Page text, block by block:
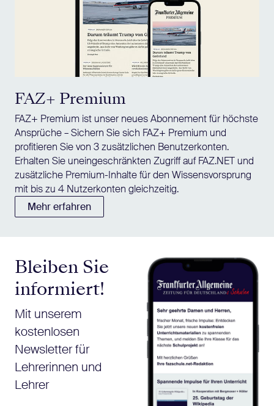
FAZ+ Premium
FAZ+ Premium ist unser neues Abonnement für höchste
Ansprüche – Sichern Sie sich FAZ+ Premium und
profitieren Sie von 3 zusätzlichen Benutzerkonten.
Erhalten Sie uneingeschränkten Zugriff auf FAZ.NET und
zusätzliche Premium-Inhalte für den Wissensvorsprung
mit bis zu 4 Nutzerkonten gleichzeitig.
Mehr erfahren
Bleiben Sie
informiert!
Mit unserem
kostenlosen
Newsletter für
Lehrerinnen und
Lehrer